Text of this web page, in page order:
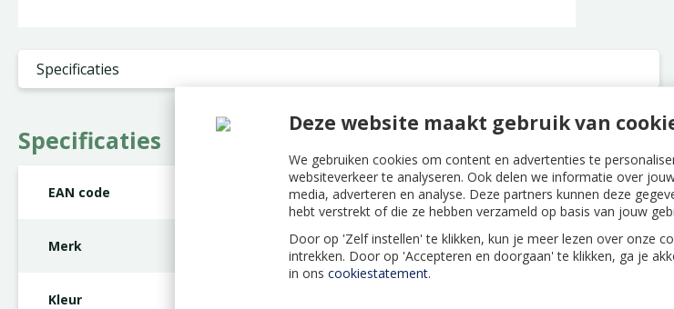
Deze website maakt gebruik van
We gebruiken cookies om content en advertenties te
websiteverkeer te analyseren. Ook delen we informatie over
media, adverteren en analyse. Deze partners kunnen deze
hebt verstrekt of die ze hebben verzameld op basis van jouw
Door op 'Zelf instellen' te klikken, kun je meer lezen over onze
intrekken. Door op 'Accepteren en doorgaan' te klikken, ga je
in ons cookiestatement.
Specificaties
Specificaties
EAN code 5400585152104
Merk Hapki
Kleur